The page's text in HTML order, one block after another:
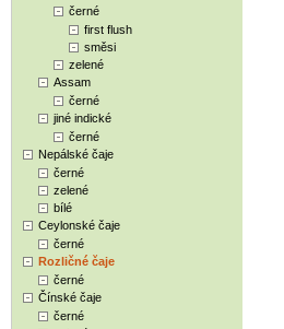
černé
first flush
směsi
zelené
Assam
černé
jiné indické
černé
Nepálské čaje
černé
zelené
bílé
Ceylonské čaje
černé
Rozličné čaje
černé
Čínské čaje
černé